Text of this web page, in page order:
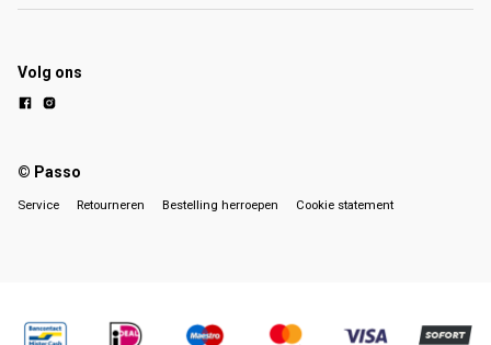
Volg ons
© Passo
Service Retourneren Bestelling herroepen Cookie statement